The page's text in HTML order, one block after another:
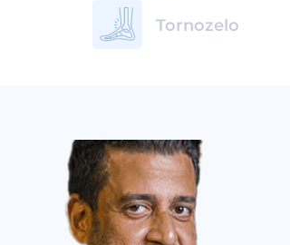
Tornozelo